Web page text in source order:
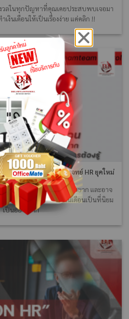
วลในทุกปัญหาที่คุณเคยประสบพบเจอมา
เงินเดือนให้เป็นเรื่องง่าย แค่คลิก !!
บเดิมๆ บริการดีๆ ตอบโจทย์ HR ยุคใหม่
ยโปรแกรม EXCEL ที่แสนยุ่งยาก และอาจ
า ปัจจุบันบริการรับทำเงินเดือนเป็นที่นิยม
เป็นอย่างมาก